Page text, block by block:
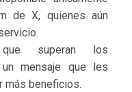
de X, quienes aún
superan los
mensaje que les
más beneficios.